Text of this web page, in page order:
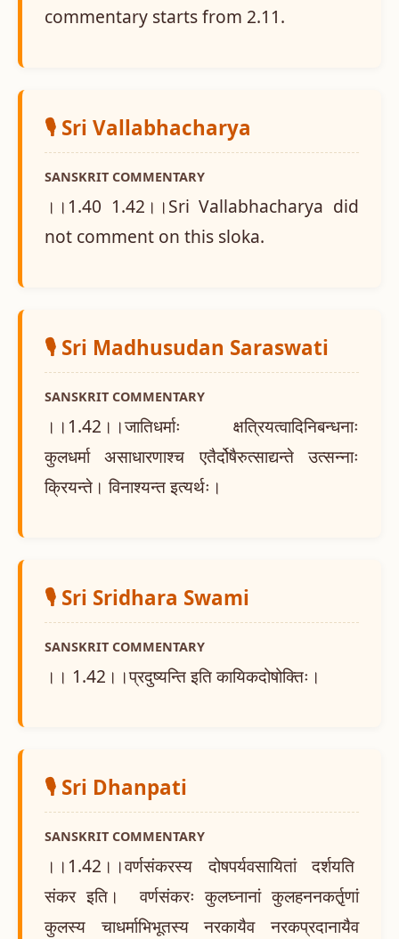
commentary starts from 2.11.
🎙️ Sri Vallabhacharya
SANSKRIT COMMENTARY
।।1.40 1.42।।Sri Vallabhacharya did
not comment on this sloka.
🎙️ Sri Madhusudan Saraswati
SANSKRIT COMMENTARY
।।1.42।।जातिधर्माः क्षत्रियत्वादिनिबन्धनाः
कुलधर्मा असाधारणाश्च एतैर्दोषैरुत्साद्यन्ते उत्सन्नाः
क्रियन्ते। विनाश्यन्त इत्यर्थः।
🎙️ Sri Sridhara Swami
SANSKRIT COMMENTARY
।। 1.42।।प्रदुष्यन्ति इति कायिकदोषोक्तिः।
🎙️ Sri Dhanpati
SANSKRIT COMMENTARY
।।1.42।।वर्णसंकरस्य दोषपर्यवसायितां दर्शयति
संकर इति। वर्णसंकरः कुलघ्नानां कुलहननकर्तृ़णां
कुलस्य चाधर्माभिभूतस्य नरकायैव नरकप्रदानायैव